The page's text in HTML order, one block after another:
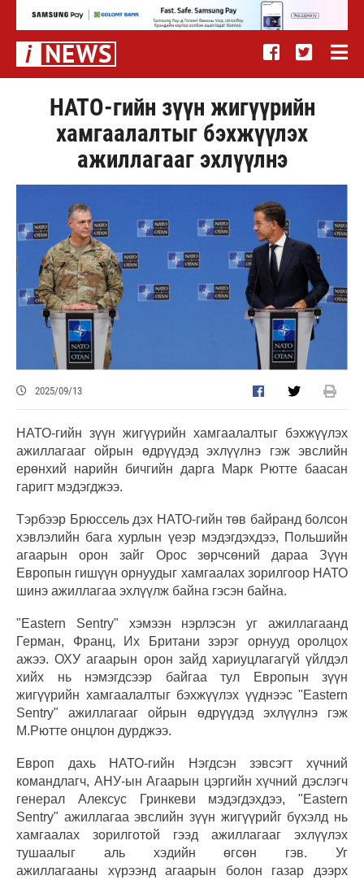
НАТО-гийн зүүн жигүүрийн
хамгаалалтыг бэхжүүлэх
ажиллагааг эхлүүлнэ
2025/09/13
НАТО-гийн зүүн жигүүрийн хамгаалалтыг бэхжүүлэх
ажиллагааг ойрын өдрүүдэд эхлүүлнэ гэж эвслийн
ерөнхий нарийн бичгийн дарга Марк Рютте баасан
гаригт мэдэгджээ.
Тэрбээр Брюссель дэх НАТО-гийн төв байранд болсон
хэвлэлийн бага хурлын үеэр мэдэгдэхдээ, Польшийн
агаарын орон зайг Орос зөрчсөний дараа Зүүн
Европын гишүүн орнуудыг хамгаалах зорилгоор НАТО
шинэ ажиллагаа эхлүүлж байна гэсэн байна.
"Eastern Sentry" хэмээн нэрлэсэн уг ажиллагаанд
Герман, Франц, Их Британи зэрэг орнууд оролцох
ажээ. ОХУ агаарын орон зайд хариуцлагагүй үйлдэл
хийх нь нэмэгдсээр байгаа тул Европын зүүн
жигүүрийн хамгаалалтыг бэхжүүлэх үүднээс "Eastern
Sentry" ажиллагааг ойрын өдрүүдэд эхлүүлнэ гэж
М.Рютте онцлон дурджээ.
Европ дахь НАТО-гийн Нэгдсэн зэвсэгт хүчний
командлагч, АНУ-ын Агаарын цэргийн хүчний дэслэгч
генерал Алексус Гринкеви мэдэгдэхдээ, "Eastern
Sentry" ажиллагаа эвслийн зүүн жигүүрийг бүхэлд нь
хамгаалах зорилготой гээд ажиллагааг эхлүүлэх
тушаалыг аль хэдийн өгсөн гэв. Уг
ажиллагааны хүрээнд агаарын болон газар дээрх